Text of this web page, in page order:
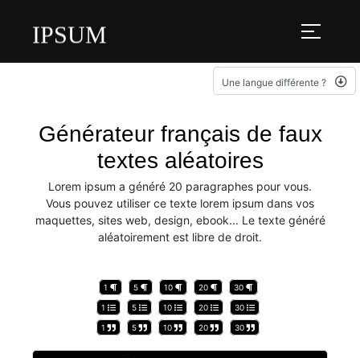
IPSUM
Une langue différente ?
Générateur français de faux
textes aléatoires
Lorem ipsum a généré 20 paragraphes pour vous.
Vous pouvez utiliser ce texte lorem ipsum dans vos
maquettes, sites web, design, ebook... Le texte généré
aléatoirement est libre de droit.
1 5 10 20 30
1 5 10 20 30
1 5 10 20 30